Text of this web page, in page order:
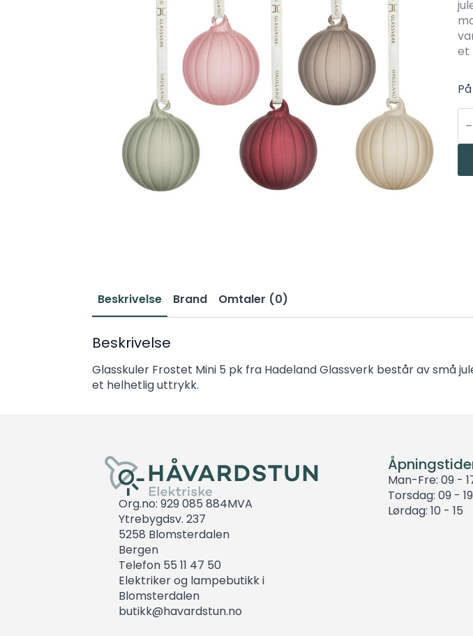
et
Beskrivelse Brand Omtaler (0)
Beskrivelse
Glasskuler Frostet Mini 5 pk fra Hadeland Glassverk består av små
et helhetlig uttrykk.
Org.no: 929 085 884MVA
Ytrebygdsv. 237
5258 Blomsterdalen
Bergen
Telefon 55 11 47 50
Elektriker og lampebutikk i
Blomsterdalen
butikk@havardstun.no
Man-Fre: 09 -
Torsdag: 09 - 19
Lørdag: 10 - 15